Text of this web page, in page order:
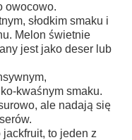
owocowo.
słodkim smaku i
Melon świetnie
jest jako deser lub
kwaśnym smaku.
ale nadają się
to jeden z